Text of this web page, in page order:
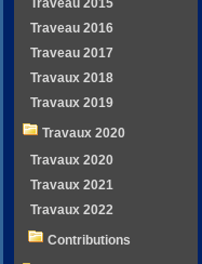
Traveau 2015
Traveau 2016
Traveau 2017
Travaux 2018
Travaux 2019
Travaux 2020
Travaux 2020
Travaux 2021
Travaux 2022
Contributions